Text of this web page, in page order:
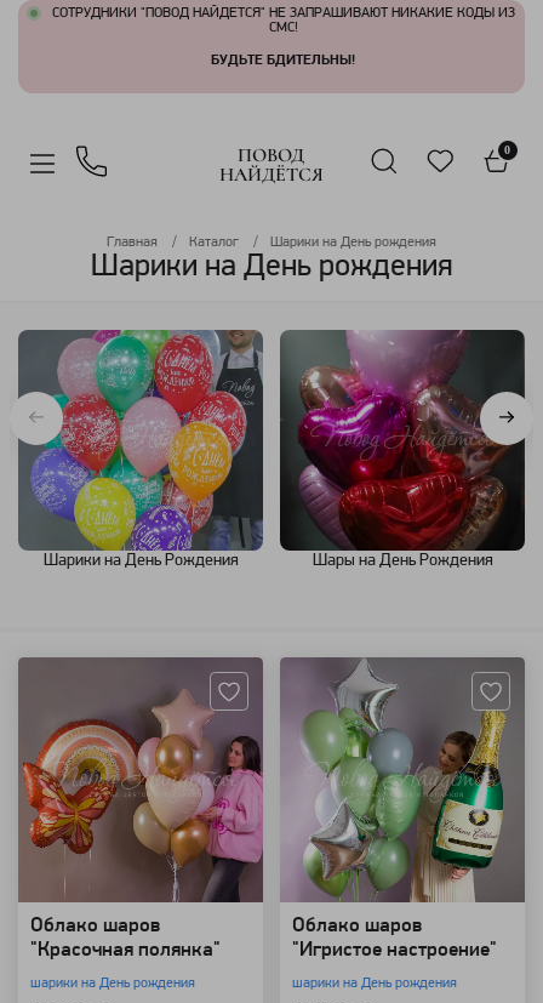
СОТРУДНИКИ "ПОВОД НАЙДЕТСЯ" НЕ ЗАПРАШИВАЮТ НИКАКИЕ КОДЫ ИЗ
СМС!
БУДЬТЕ БДИТЕЛЬНЫ!
ПОВОД
НАЙДЁТСЯ
0
Главная Каталог Шарики на День рождения
Шарики на День рождения
Шарики на День Рождения Шары на День Рождения
Облако шаров
"Красочная полянка"
шарики на День рождения
Облако шаров
"Игристое настроение"
шарики на День рождения